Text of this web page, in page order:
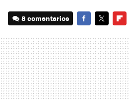
8 comentarios